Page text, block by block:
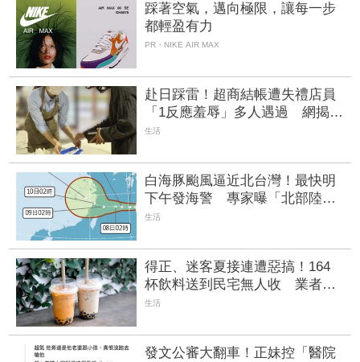
踩著空氣，邁向極限，讓每一步
都輕盈有力
PR・NIKE AIR MAX
赴日踩雷！超商結帳遭失禮店員
「1反應羞辱」多人遇過 網揭自
保絕招
生活
白海豚颱風逼近北台灣！最快明
下午發海警 專家曝「北部陸
警」關鍵
生活
得正、迷客夏接連遭惡搞！164
杯飲料送到民宅無人收 業者損
失7640元
生活
發文公審大翻車！正妹控「醫院